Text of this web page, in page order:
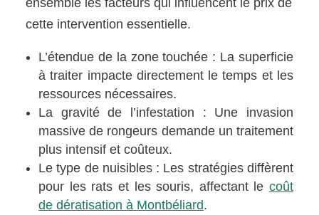
cette intervention essentielle.
L’étendue de la zone touchée : La superficie
à traiter impacte directement le temps et les
ressources nécessaires.
La gravité de l’infestation : Une invasion
massive de rongeurs demande un traitement
plus intensif et coûteux.
Le type de nuisibles : Les stratégies diffèrent
pour les rats et les souris, affectant le coût
de dératisation à Montbéliard.